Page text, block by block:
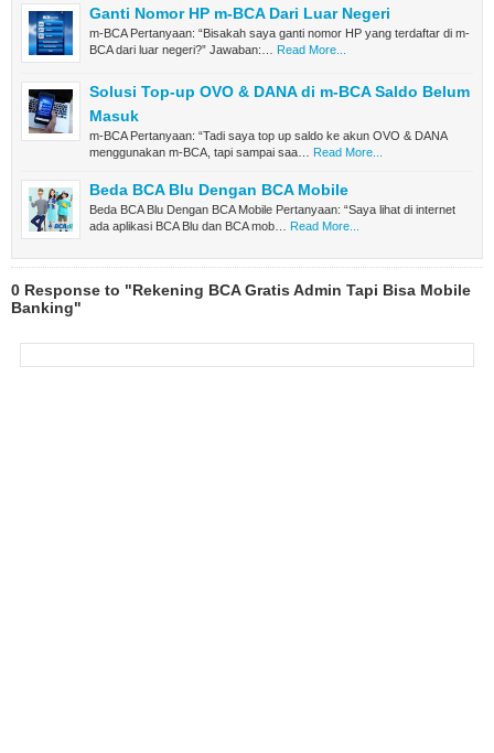
Ganti Nomor HP m-BCA Dari Luar Negeri
m-BCA Pertanyaan: “Bisakah saya ganti nomor HP yang terdaftar di m-
BCA dari luar negeri?” Jawaban:…
Read More...
Solusi Top-up OVO & DANA di m-BCA Saldo Belum
Masuk
m-BCA Pertanyaan: “Tadi saya top up saldo ke akun OVO & DANA
menggunakan m-BCA, tapi sampai saa…
Read More...
Beda BCA Blu Dengan BCA Mobile
Beda BCA Blu Dengan BCA Mobile Pertanyaan: “Saya lihat di internet
ada aplikasi BCA Blu dan BCA mob…
Read More...
0 Response to "Rekening BCA Gratis Admin Tapi Bisa Mobile
Banking"